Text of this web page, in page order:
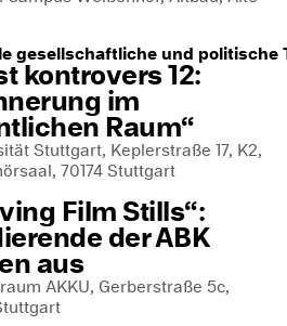
gesellschaftliche und politische
kontrovers 12:
im
Raum“
Stuttgart, Keplerstraße 17, K2,
70174 Stuttgart
Film Stills“:
der ABK
aus
AKKU, Gerberstraße 5c,